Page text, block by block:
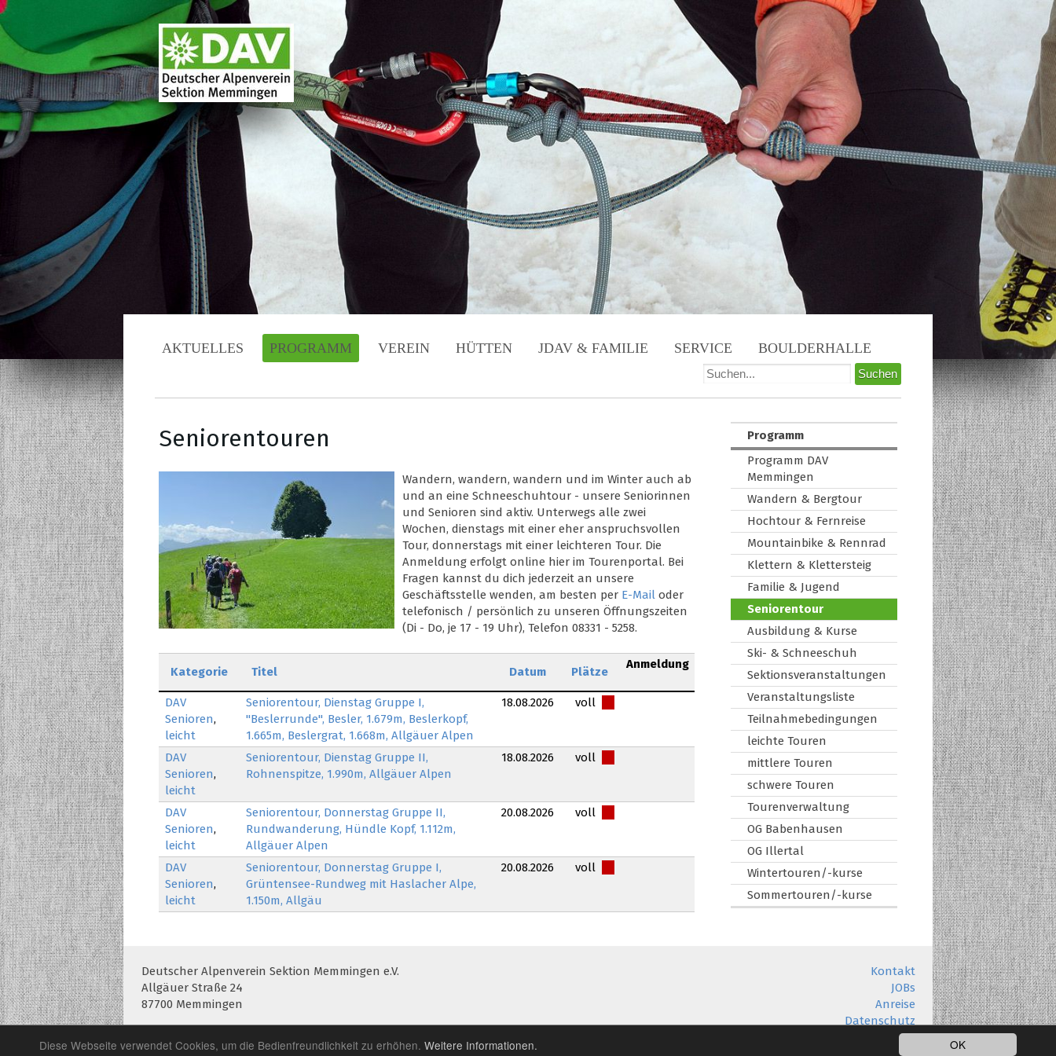
OK
Diese Webseite verwendet Cookies, um die Bedienfreundlichkeit zu erhöhen. Weitere Informationen.
AKTUELLES PROGRAMM VEREIN HÜTTEN JDAV & FAMILIE SERVICE BOULDERHALLE
Programm
Programm DAV
Memmingen
Wandern & Bergtour
Hochtour & Fernreise
Mountainbike & Rennrad
Klettern & Klettersteig
Familie & Jugend
Seniorentour
Ausbildung & Kurse
Ski- & Schneeschuh
Sektionsveranstaltungen
Veranstaltungsliste
Teilnahmebedingungen
leichte Touren
mittlere Touren
schwere Touren
Tourenverwaltung
OG Babenhausen
OG Illertal
Wintertouren/-kurse
Sommertouren/-kurse
Seniorentouren
Wandern, wandern, wandern und im Winter auch ab
und an eine Schneeschuhtour - unsere Seniorinnen
und Senioren sind aktiv. Unterwegs alle zwei
Wochen, dienstags mit einer eher anspruchsvollen
Tour, donnerstags mit einer leichteren Tour. Die
Anmeldung erfolgt online hier im Tourenportal. Bei
Fragen kannst du dich jederzeit an unsere
Geschäftsstelle wenden, am besten per E-Mail oder
telefonisch / persönlich zu unseren Öffnungszeiten
(Di - Do, je 17 - 19 Uhr), Telefon 08331 - 5258.
Kategorie Titel Datum Plätze
Anmeldung
DAV
Senioren,
leicht
Seniorentour, Dienstag Gruppe I,
"Beslerrunde", Besler, 1.679m, Beslerkopf,
1.665m, Beslergrat, 1.668m, Allgäuer Alpen
18.08.2026 voll
DAV
Senioren,
leicht
Seniorentour, Dienstag Gruppe II,
Rohnenspitze, 1.990m, Allgäuer Alpen
18.08.2026 voll
DAV
Senioren,
leicht
Seniorentour, Donnerstag Gruppe II,
Rundwanderung, Hündle Kopf, 1.112m,
Allgäuer Alpen
20.08.2026 voll
DAV
Senioren,
leicht
Seniorentour, Donnerstag Gruppe I,
Grüntensee-Rundweg mit Haslacher Alpe,
1.150m, Allgäu
20.08.2026 voll
Deutscher Alpenverein Sektion Memmingen e.V.
Allgäuer Straße 24
87700 Memmingen
Kontakt
JOBs
Anreise
Datenschutz
Impressum